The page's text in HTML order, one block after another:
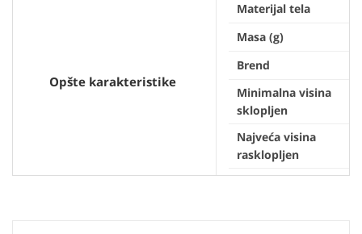
Opšte karakteristike
Materijal tela
Masa (g)
Brend
Minimalna visina
sklopljen
Najveća visina
rasklopljen